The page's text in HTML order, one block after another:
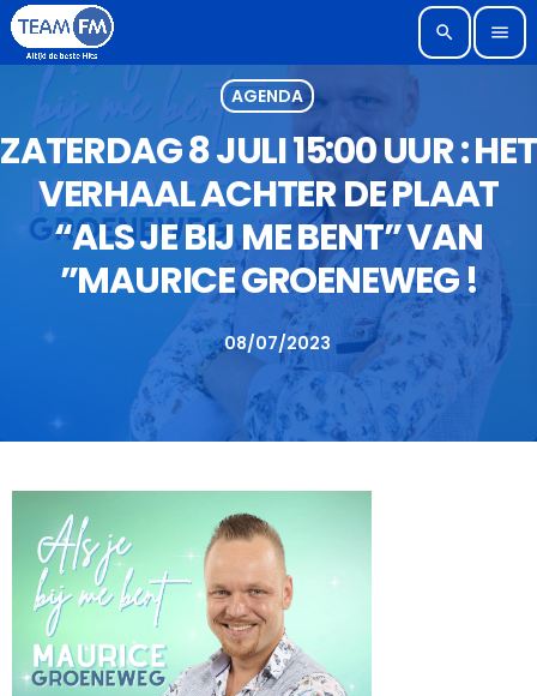
search menu
AGENDA
ZATERDAG 8 JULI 15:00 UUR : HET
VERHAAL ACHTER DE PLAAT
“ALS JE BIJ ME BENT” VAN
”MAURICE GROENEWEG !
today 08/07/2023